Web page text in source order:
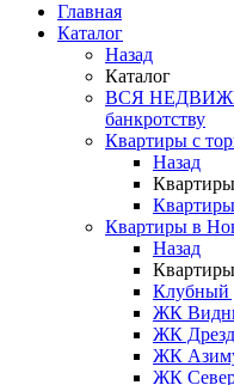
Главная
Каталог
Назад
Каталог
ВСЯ
банкротству
Квартиры с
Назад
Квартиры в
Назад
Клубный
ЖК
ЖК
ЖК
ЖК